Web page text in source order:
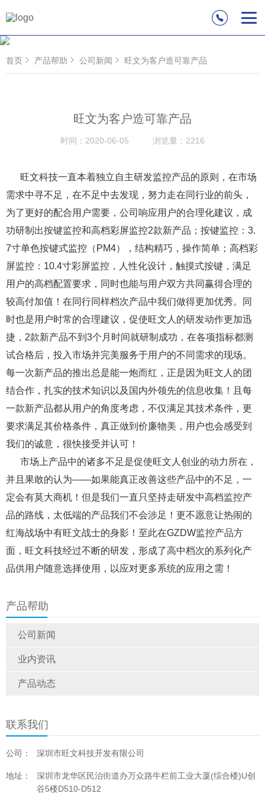
产品帮助
公司新闻
业内资讯
产品动态
联系我们
公司： 深圳市旺文科技开发有限公司
地址：
深圳市龙华区民治街道办万众路牛栏前工业大厦(综合楼)U创
谷5楼D510-D512
首页 产品帮助 公司新闻 旺文为客户造可靠产品
旺文为客户造可靠产品
时间： 2020-06-05 浏览量： 2216
旺文科技一直本着独立自主研发监控产品的原则，在市场
需求中寻不足，在不足中去发现，努力走在同行业的前头，
为了更好的配合用户需要，公司响应用户的合理化建议，成
功研制出按键监控和高档彩屏监控2款新产品；按键监控：3.
7寸单色按键式监控（PM4），结构精巧，操作简单；高档彩
屏监控：10.4寸彩屏监控，人性化设计，触摸式按键，满足
用户的高档配置要求，同时也能与用户双方共同赢得合理的
较高付加值！在同行同样档次产品中我们做得更加优秀。同
时也是用户时常的合理建议，促使旺文人的研发动作更加迅
捷，2款新产品不到3个月时间就研制成功，在各项指标都测
试合格后，投入市场并完美服务于用户的不同需求的现场。
每一次新产品的推出总是能一炮而红，正是因为旺文人的团
结合作，扎实的技术知识以及国内外领先的信息收集！且每
一款新产品都从用户的角度考虑，不仅满足其技术条件，更
要求满足其价格条件，真正做到价廉物美，用户也会感受到
我们的诚意，很快接受并认可！
市场上产品中的诸多不足是促使旺文人创业的动力所在，
并且果敢的认为——如果能真正改善这些产品中的不足，一
定会有莫大商机！但是我们一直只坚持走研发中高档监控产
品的路线，太低端的产品我们不会涉足！更不愿意让热闹的
红海战场中有旺文战士的身影！至此在GZDW监控产品方
面，旺文科技经过不断的研发，形成了高中档次的系列化产
品供用户随意选择使用，以应对更多系统的应用之需！